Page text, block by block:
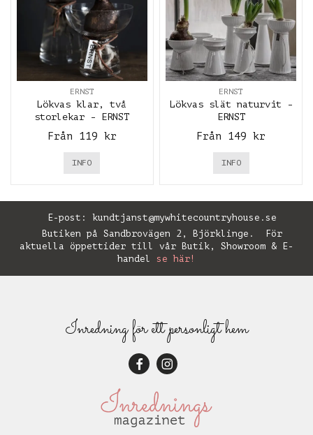
ERNST
Lökvas klar, två
storlekar - ERNST
Från 119 kr
INFO
ERNST
Lökvas slät naturvit -
ERNST
Från 149 kr
INFO
E-post: kundtjanst@mywhitecountryhouse.se
Butiken på Sandbrovägen 2, Björklinge. För
aktuella öppettider till vår Butik, Showroom & E-
handel se här!
Inredning för ett personligt hem